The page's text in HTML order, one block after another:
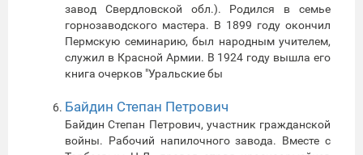
завод Свердловской обл.). Родился в семье
горнозаводского мастера. В 1899 году окончил
Пермскую семинарию, был народным учителем,
служил в Красной Армии. В 1924 году вышла его
книга очерков "Уральские бы
Байдин Степан Петрович
Байдин Степан Петрович, участник гражданской
войны. Рабочий напилочного завода. Вместе с